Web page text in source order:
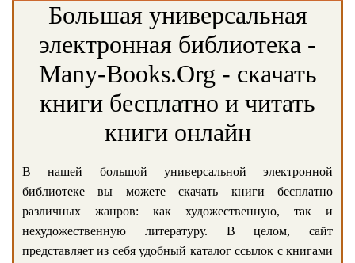
Большая универсальная
электронная библиотека -
Many-Books.Org - скачать
книги бесплатно и читать
книги онлайн
В нашей большой универсальной электронной
библиотеке вы можете скачать книги бесплатно
различных жанров: как художественную, так и
нехудожественную литературу. В целом, сайт
представляет из себя удобный каталог ссылок с книгами